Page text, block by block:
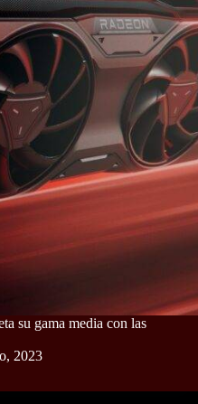
su gama media con las
2023